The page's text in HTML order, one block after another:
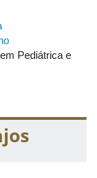
ao recém-
Pediátrica e